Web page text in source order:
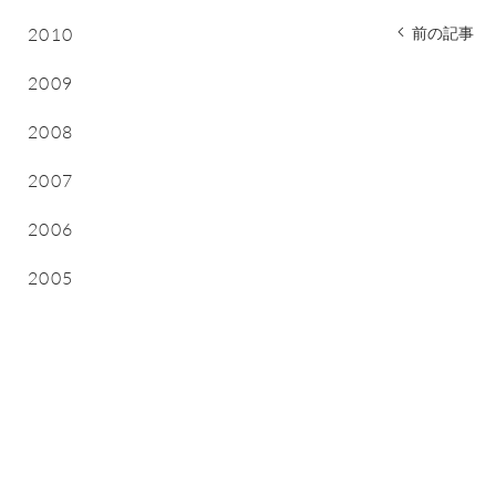
前の記事
2010
2009
2008
2007
2006
2005